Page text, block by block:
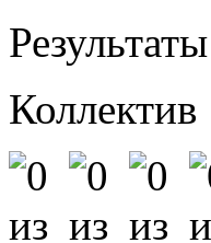
Коллектив